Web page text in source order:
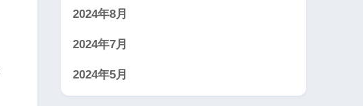
2024年8月
2024年7月
2024年5月